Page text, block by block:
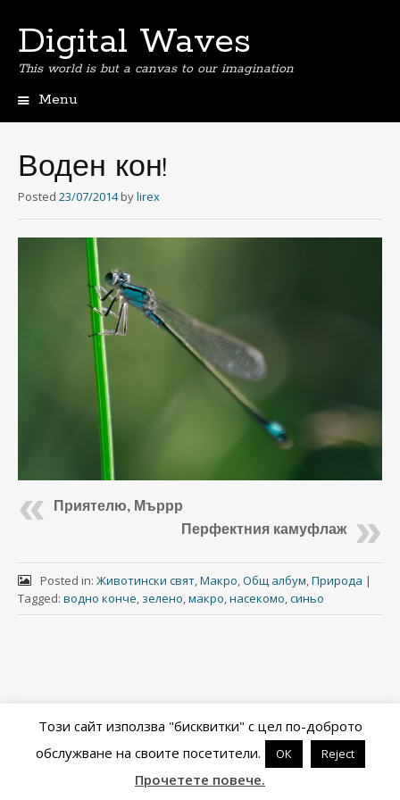
Digital Waves
This world is but a canvas to our imagination
Menu
content
Воден кон!
Posted 23/07/2014 bylirex
Приятелю, Мъррр
Перфектния камуфлаж
Posted in: Животински свят,Макро,Общ албум,Природа |
Tagged: водно конче, зелено,макро,насекомо,синьо
Powered byWordPress&Portfolio .
Този сайт използва "бисквитки" с цел по-доброто
обслужване на своите посетители.
ОК Reject
Прочетете повече.